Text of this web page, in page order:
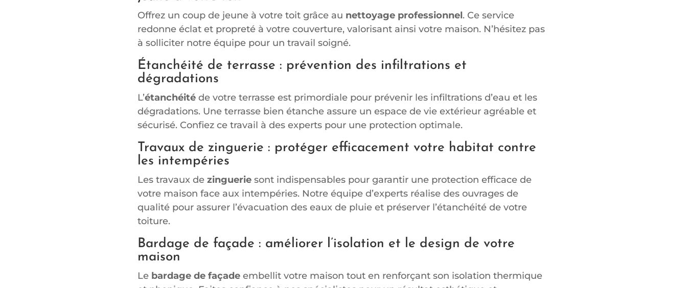
Offrez un coup de jeune à votre toit grâce au nettoyage professionnel. Ce service
redonne éclat et propreté à votre couverture, valorisant ainsi votre maison. N’hésitez pas
à solliciter notre équipe pour un travail soigné.
Étanchéité de terrasse : prévention des infiltrations et
dégradations
L’étanchéitéde votre terrasse est primordiale pour prévenir les infiltrations d’eau et les
dégradations. Une terrasse bien étanche assure un espace de vie extérieur agréable et
sécurisé. Confiez ce travail à des experts pour une protection optimale.
Travaux de zinguerie : protéger efficacement votre habitat contre
les intempéries
Les travaux de zingueriesont indispensables pour garantir une protection efficace de
votre maison face aux intempéries. Notre équipe d’experts réalise des ouvrages de
qualité pour assurer l’évacuation des eaux de pluie et préserver l’étanchéité de votre
toiture.
Bardage de façade : améliorer l’isolation et le design de votre
maison
Le bardage de façadeembellit votre maison tout en renforçant son isolation thermique